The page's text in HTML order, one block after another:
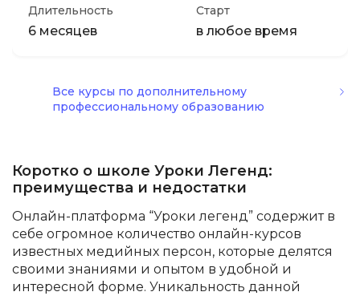
Длительность
6 месяцев
Старт
в любое время
Все курсы по дополнительному
профессиональному образованию
Коротко о школе Уроки Легенд:
преимущества и недостатки
Онлайн-платформа “Уроки легенд” содержит в
себе огромное количество онлайн-курсов
известных медийных персон, которые делятся
своими знаниями и опытом в удобной и
интересной форме. Уникальность данной